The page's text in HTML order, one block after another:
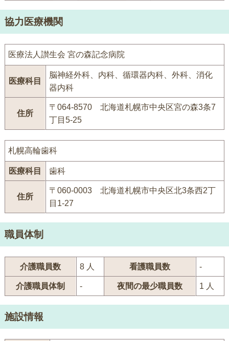
協力医療機関
医療法人讃生会 宮の森記念病院
医療科目
脳神経外科、内科、循環器内科、外科、消化
器内科
住所
〒064-8570 北海道札幌市中央区宮の森3条7
丁目5-25
札幌高輪歯科
医療科目 歯科
住所
〒060-0003 北海道札幌市中央区北3条西2丁
目1-27
職員体制
介護職員数 8 人 看護職員数 -
介護職員体制 - 夜間の最少職員数 1 人
施設情報